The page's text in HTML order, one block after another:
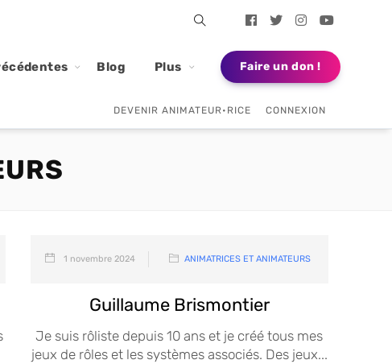
Blog Plus Faire un don !
DEVENIR ANIMATEUR•RICE CONNEXION
1 novembre 2024 ANIMATRICES ET ANIMATEURS
Guillaume Brismontier
Je suis rôliste depuis 10 ans et je créé tous mes
jeux de rôles et les systèmes associés. Des jeux...